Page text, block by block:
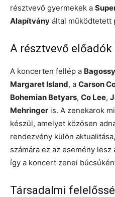
résztvevő gyermekek a
Alapítvány által működtetett
A résztvevő
A koncerten fellép a
Margaret Island, a Carson
Bohemian Betyars, Co Lee,
Mehringer is. A zenekarok
készül, amelyet közösen
rendezvény külön
számára ez az esemény lesz
így a koncert zenei
Társadalmi